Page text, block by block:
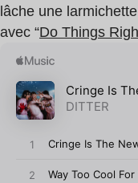
lâche une
avec “Do Things